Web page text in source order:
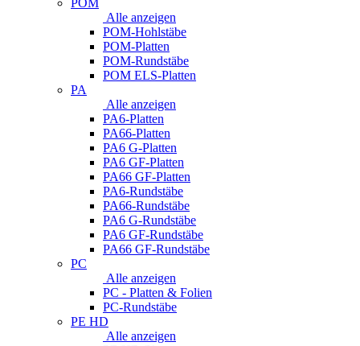
Alle anzeigen
POM-Hohlstäbe
POM-Platten
POM-Rundstäbe
POM ELS-Platten
PA
Alle anzeigen
PA6-Platten
PA66-Platten
PA6 G-Platten
PA6 GF-Platten
PA66 GF-Platten
PA6-Rundstäbe
PA66-Rundstäbe
PA6 G-Rundstäbe
PA6 GF-Rundstäbe
PA66 GF-Rundstäbe
PC
Alle anzeigen
PC - Platten & Folien
PC-Rundstäbe
PE HD
Alle anzeigen